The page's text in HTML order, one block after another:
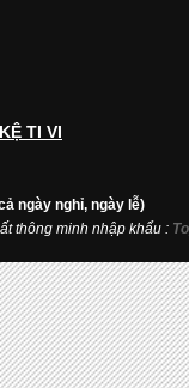
TI VI
ngày nghỉ, ngày lễ)
thông minh nhập khẩu :